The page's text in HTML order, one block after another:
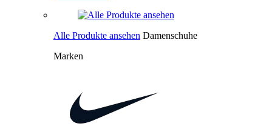
Alle Produkte ansehen Damenschuhe
Marken